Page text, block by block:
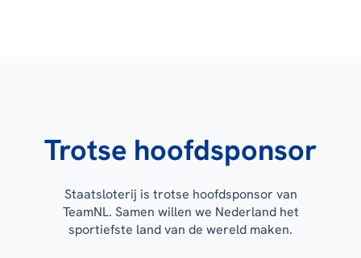
Trotse hoofdsponsor
Staatsloterij is trotse hoofdsponsor van
TeamNL. Samen willen we Nederland het
sportiefste land van de wereld maken.